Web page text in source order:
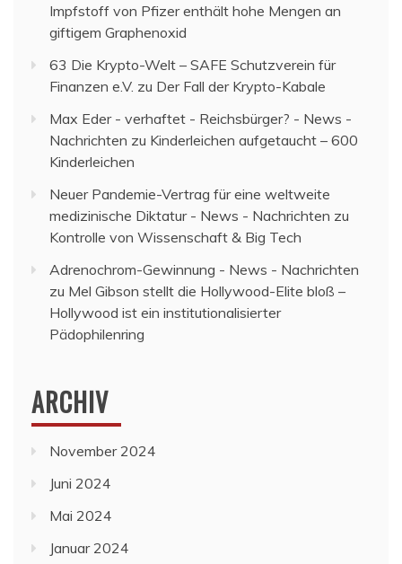
Impfstoff von Pfizer enthält hohe Mengen an
giftigem Graphenoxid
63 Die Krypto-Welt – SAFE Schutzverein für
Finanzen e.V. zu Der Fall der Krypto-Kabale
Max Eder - verhaftet - Reichsbürger? - News -
Nachrichten zu Kinderleichen aufgetaucht – 600
Kinderleichen
Neuer Pandemie-Vertrag für eine weltweite
medizinische Diktatur - News - Nachrichten zu
Kontrolle von Wissenschaft & Big Tech
Adrenochrom-Gewinnung - News - Nachrichten
zu Mel Gibson stellt die Hollywood-Elite bloß –
Hollywood ist ein institutionalisierter
Pädophilenring
ARCHIV
November 2024
Juni 2024
Mai 2024
Januar 2024